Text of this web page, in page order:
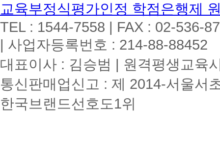
교육부정식평가인정 학점은행제
TEL : 1544-7558 | FAX : 02-536-
| 사업자등록번호 : 214-88-88452
대표이사 : 김승범 | 원격평생교육
통신판매업신고 : 제 2014-서울서
한국브랜드선호도1위